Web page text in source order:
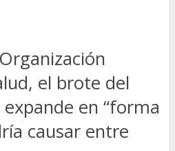
el brote del
en “forma
causar entre